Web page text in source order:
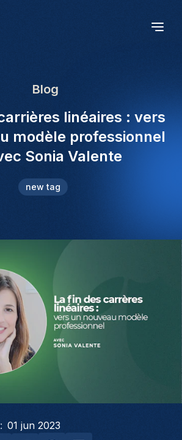
Blog
linéaires : vers
modèle professionnel
Sonia Valente
new tag
01 jun 2023